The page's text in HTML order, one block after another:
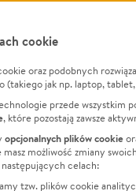
Jak
cookie
oraz podobnych
(takiego jak np. laptop,
przede wszystkim
, które pozostają zawsze
opcjonalnych plików cookie
możliwość zmiany
celach:
tzw. plików cookie